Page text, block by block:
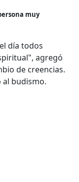
muy
día todos
agregó
de creencias.
al budismo.